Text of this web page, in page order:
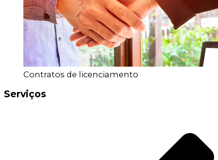
Contratos de licenciamento
Serviços